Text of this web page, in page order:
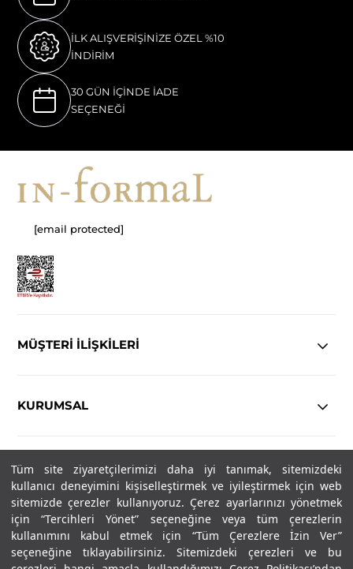
Tüm site ziyaretçilerimizi daha iyi tanımak, sitemizdeki
kullanıcı deneyimini kişiselleştirmek ve iyileştirmek için web
sitemizde çerezler kullanıyoruz. Çerez ayarlarınızı yönetmek
için “Tercihleri Yönet” seçeneğine veya tüm çerezlerin
kullanımını kabul etmek için “Tüm Çerezlere İzin Ver”
seçeneğine tıklayabilirsiniz. Sitemizdeki çerezleri ve bu
İLK ALIŞVERİŞİNİZE ÖZEL %10
İNDİRİM
30 GÜN İÇİNDE İADE
SEÇENEĞİ
[email protected]
MÜŞTERİ İLİŞKİLERİ
KURUMSAL
YASAL
Copyright© 2025 IN-FORMAL Tüm hakları saklıdır.
SOSYAL MEDYA